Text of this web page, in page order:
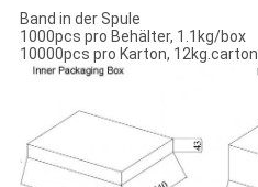
Band in der Spule
1000pcs pro Behälter, 1.1kg/box
10000pcs pro Karton, 12kg.carton